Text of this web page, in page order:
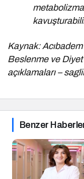
Kaynak:
Beslenme ve
açıklamaları –
Benzer